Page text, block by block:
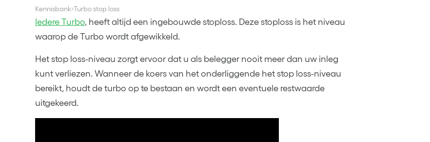
Kennisbank Turbo stop loss
Iedere Turbo, heeft altijd een ingebouwde stoploss. Deze stoploss is het niveau
waarop de Turbo wordt afgewikkeld.
Het stop loss-niveau zorgt ervoor dat u als belegger nooit meer dan uw inleg
kunt verliezen. Wanneer de koers van het onderliggende het stop loss-niveau
bereikt, houdt de turbo op te bestaan en wordt een eventuele restwaarde
uitgekeerd.